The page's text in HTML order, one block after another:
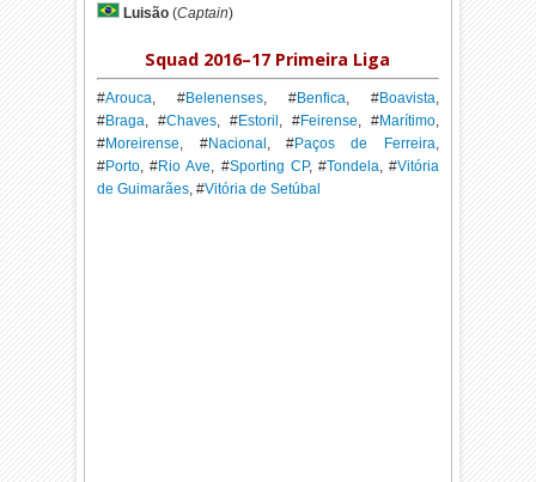
Luisão (Captain)
Squad 2016–17 Primeira Liga
#Arouca, #Belenenses, #Benfica, #Boavista,
#Braga, #Chaves, #Estoril , #Feirense, #Marítimo,
#Moreirense, #Nacional , #Paços de Ferreira,
#Porto, #Rio Ave, #Sporting CP, #Tondela, #Vitória
de Guimarães, #Vitória de Setúbal